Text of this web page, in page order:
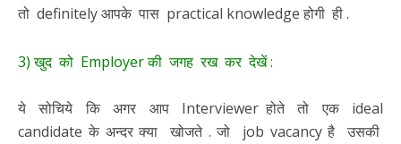
तो definitely आपके पास practical knowledge होगी ही .
3) खुद को Employer की जगह रख कर देखें :
ये सोचिये कि अगर आप Interviewer होते तो एक ideal
candidate के अन्दर क्या खोजते . जो job vacancy है उसकी